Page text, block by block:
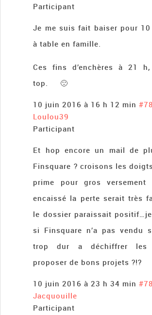
Participant
Je me suis fait baiser pour 10
à table en famille.
Ces fins d’enchères à 21
top. 🙁
10 juin 2016 à 16 h 12 min
Loulou39
Participant
Et hop encore un mail de
Finsquare ? croisons les
prime pour gros versement
encaissé la perte serait très
le dossier paraissait positif…je
si Finsquare n’a pas vendu
trop dur a déchiffrer les
proposer de bons projets ?!?
10 juin 2016 à 23 h 34 min
Jacquouille
Participant